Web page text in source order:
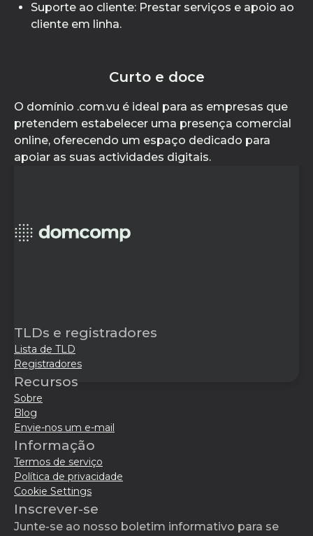
Suporte ao cliente: Prestar serviços e apoio ao
cliente em linha.
Curto e doce
O domínio .com.vu é ideal para as empresas que
pretendem estabelecer uma presença comercial
online, oferecendo um espaço dedicado para
apoiar as suas actividades digitais.
TLDs e registradores
Lista de TLD
Registradores
Recursos
Sobre
Blog
Envie-nos um e-mail
Informação
Termos de serviço
Política de privacidade
Cookie Settings
Inscrever-se
Junte-se ao nosso boletim informativo para se